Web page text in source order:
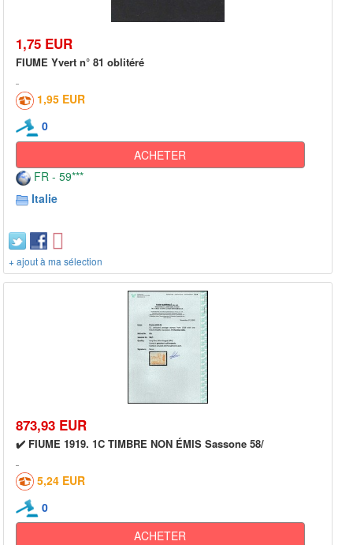
1,75 EUR
FIUME Yvert n° 81 oblitéré
1,95 EUR
0
ACHETER
FR - 59***
Italie
+ ajout à ma sélection
873,93 EUR
✔️ FIUME 1919. 1C TIMBRE NON ÉMIS Sassone 58/
5,24 EUR
0
ACHETER